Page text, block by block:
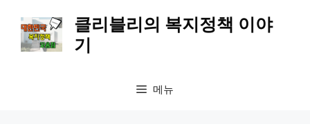
클리블리의 복지정책 이야
기
메뉴